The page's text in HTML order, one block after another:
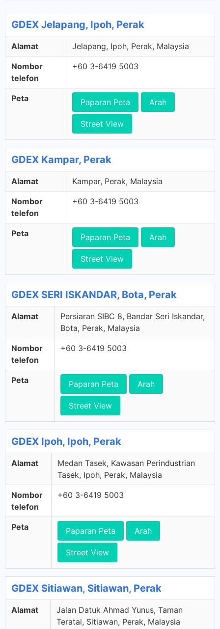
GDEX Jelapang, Ipoh, Perak
Alamat Jelapang, Ipoh, Perak, Malaysia
Nombor
telefon
+60 3-6419 5003
Peta Paparan Peta Arah
Street View
GDEX Kampar, Perak
Alamat Kampar, Perak, Malaysia
Nombor
telefon
+60 3-6419 5003
Peta Paparan Peta Arah
Street View
GDEX SERI ISKANDAR, Bota, Perak
Alamat
Persiaran SIBC 8, Bandar Seri Iskandar,
Bota, Perak, Malaysia
Nombor
telefon
+60 3-6419 5003
Peta Paparan Peta Arah
Street View
GDEX Ipoh, Ipoh, Perak
Alamat
Medan Tasek, Kawasan Perindustrian
Tasek, Ipoh, Perak, Malaysia
Nombor
telefon
+60 3-6419 5003
Peta Paparan Peta Arah
Street View
GDEX Sitiawan, Sitiawan, Perak
Alamat
Jalan Datuk Ahmad Yunus, Taman
Teratai, Sitiawan, Perak, Malaysia